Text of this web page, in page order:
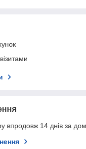
впродовж 14 днів за